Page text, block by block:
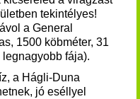
tekintélyes!
a General
1500 köbméter, 31
fája).
a Hágli-Duna
jó eséllyel